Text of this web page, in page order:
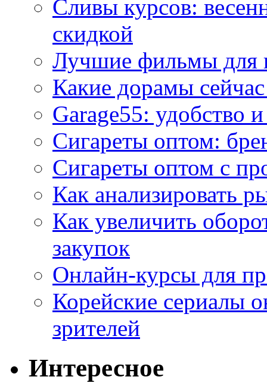
Сливы курсов:
скидкой
Лучшие фильмы для
Какие дорамы
Garage55: удобство
Сигареты оптом:
Сигареты оптом с
Как анализировать
Как увеличить
закупок
Онлайн-курсы для
Корейские сериалы
зрителей
Интересное